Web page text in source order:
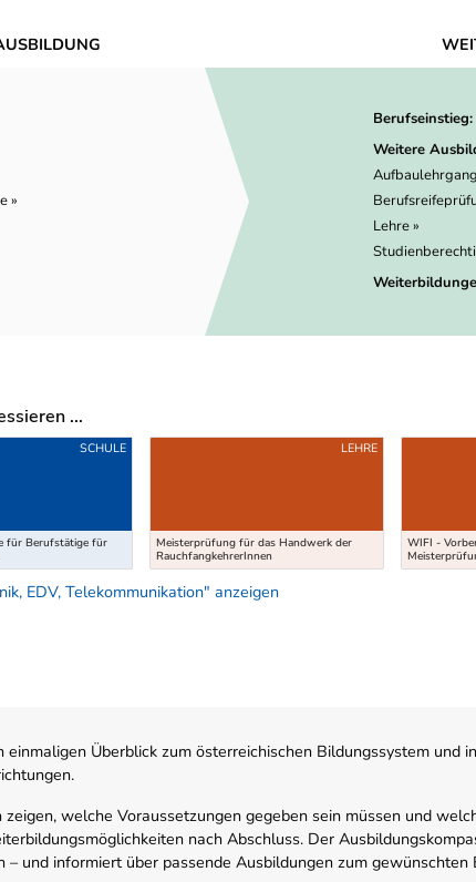
»
Berufseinstieg:
Weitere
Lehre »
...
für Berufstätige für
SCHULE
Meisterprüfung für das Handwerk der
RauchfangkehrerInnen
LEHRE
WIFI -
EDV, Telekommunikation" anzeigen
Überblick zum österreichischen Bildungssystem und
welche Voraussetzungen gegeben sein müssen und
nach Abschluss. Der
und informiert über passende Ausbildungen zum gewünschten